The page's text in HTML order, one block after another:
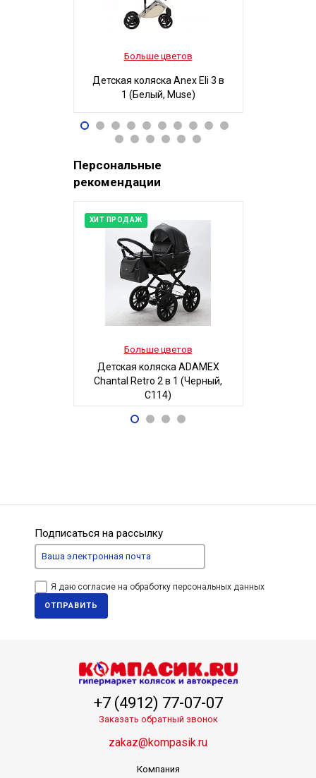
Больше цветов
Детская коляска Anex Eli 3 в
1 (Белый, Muse)
96 490Р
Персональные
рекомендации
ХИТ ПРОДАЖ
Больше цветов
Детская коляска ADAMEX
Chantal Retro 2 в 1 (Черный,
C114)
68 700 Р
Подписаться на рассылку
Я даю согласие на обработку персональных данных
ОТПРАВИТЬ
+7 (4912) 77-07-07
Заказать обратный звонок
zakaz@kompasik.ru
Компания